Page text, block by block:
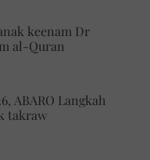
keenam Dr
al-Quran
ABARO Langkah
takraw